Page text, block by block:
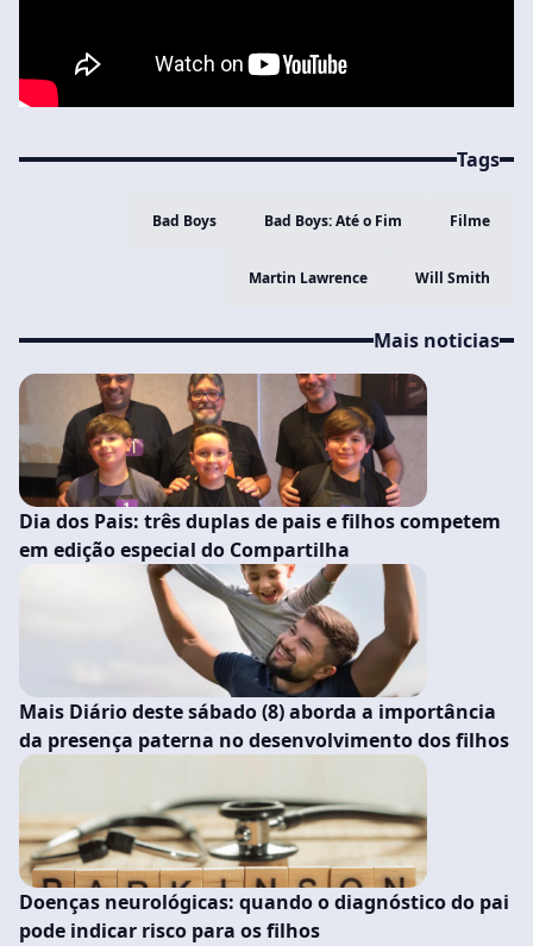
Tags
Bad Boys Bad Boys: Até o Fim Filme
Martin Lawrence Will Smith
Mais noticias
Dia dos Pais: três duplas de pais e filhos competem
em edição especial do Compartilha
Mais Diário deste sábado (8) aborda a importância
da presença paterna no desenvolvimento dos filhos
Doenças neurológicas: quando o diagnóstico do pai
pode indicar risco para os filhos